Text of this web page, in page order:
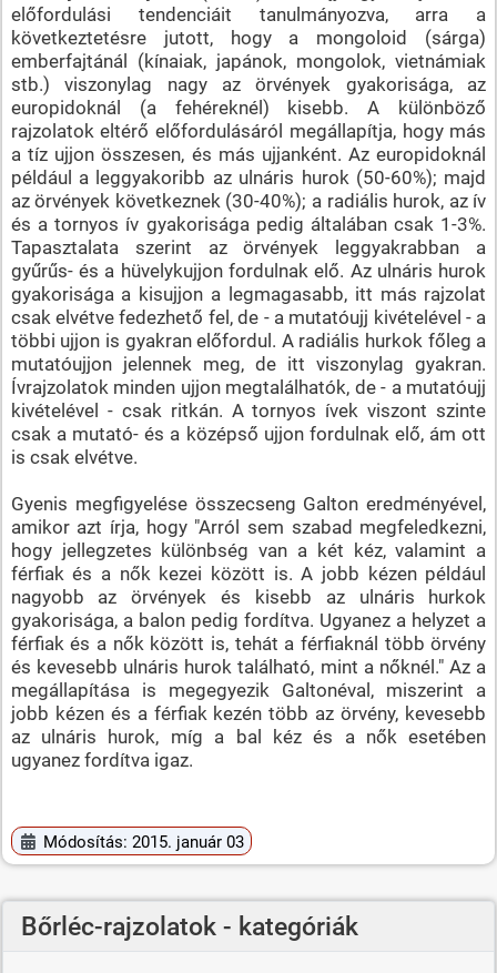
előfordulási tendenciáit tanulmányozva, arra a
következtetésre jutott, hogy a mongoloid (sárga)
emberfajtánál (kínaiak, japánok, mongolok, vietnámiak
stb.) viszonylag nagy az örvények gyakorisága, az
europidoknál (a fehéreknél) kisebb. A különböző
rajzolatok eltérő előfordulásáról megállapítja, hogy más
a tíz ujjon összesen, és más ujjanként. Az europidoknál
például a leggyakoribb az ulnáris hurok (50-60%); majd
az örvények következnek (30-40%); a radiális hurok, az ív
és a tornyos ív gyakorisága pedig általában csak 1-3%.
Tapasztalata szerint az örvények leggyakrabban a
gyűrűs- és a hüvelykujjon fordulnak elő. Az ulnáris hurok
gyakorisága a kisujjon a legmagasabb, itt más rajzolat
csak elvétve fedezhető fel, de - a mutatóujj kivételével - a
többi ujjon is gyakran előfordul. A radiális hurkok főleg a
mutatóujjon jelennek meg, de itt viszonylag gyakran.
Ívrajzolatok minden ujjon megtalálhatók, de - a mutatóujj
kivételével - csak ritkán. A tornyos ívek viszont szinte
csak a mutató- és a középső ujjon fordulnak elő, ám ott
is csak elvétve.
Gyenis megfigyelése összecseng Galton eredményével,
amikor azt írja, hogy "Arról sem szabad megfeledkezni,
hogy jellegzetes különbség van a két kéz, valamint a
férfiak és a nők kezei között is. A jobb kézen például
nagyobb az örvények és kisebb az ulnáris hurkok
gyakorisága, a balon pedig fordítva. Ugyanez a helyzet a
férfiak és a nők között is, tehát a férfiaknál több örvény
és kevesebb ulnáris hurok található, mint a nőknél." Az a
megállapítása is megegyezik Galtonéval, miszerint a
jobb kézen és a férfiak kezén több az örvény, kevesebb
az ulnáris hurok, míg a bal kéz és a nők esetében
ugyanez fordítva igaz.
Módosítás: 2015. január 03
Bőrléc-rajzolatok - kategóriák